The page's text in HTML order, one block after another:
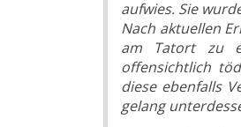
aufwies. Sie
Nach aktuellen
am Tatort zu
offensichtlich
diese ebenfalls
gelang